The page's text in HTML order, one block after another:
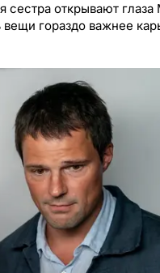
сестра открывают глаза
гораздо важнее